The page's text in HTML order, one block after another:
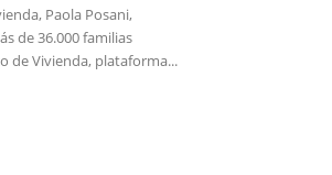
Paola Posani,
de 36.000 familias
de Vivienda, plataforma...